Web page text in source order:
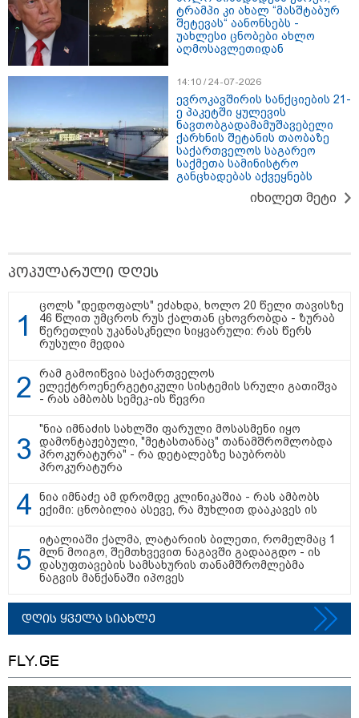
ლარიდან
თბილისი - ბუდაპეშტი 942.70
ლარიდან
მნიშვნელოვანი ინფორმაცია
Hisense წარმოგიდგენთ გზავნილს "ინოვაციები
უკეთესი ცხოვრებისათვის" FIFA-ს 2026 წლის
სამართალი
ტრამპი კი ახალ “მასშტაბურ
შეტევას“ აანონსებს -
უახლესი ცნობები ახლო
აღმოსავლეთიდან
14:10 / 24-07-2026
ევროკავშირის სანქციების 21-
ე პაკეტში ყულევის
ნავთობგადამამუშავებელი
ქარხნის შეტანის თაობაზე
საქართველოს საგარეო
საქმეთა სამინისტრო
განცხადებას აქვეყნებს
იხილეთ მეტი
პოპულარული დღეს
ცოლს "დედოფალს" ეძახდა, ხოლო 20 წელი თავისზე
46 წლით უმცროს რუს ქალთან ცხოვრობდა - ზურაბ
წერეთლის უკანასკნელი სიყვარული: რას წერს
რუსული მედია
რამ გამოიწვია საქართველოს
ელექტროენერგეტიკული სისტემის სრული გათიშვა
- რას ამბობს სემეკ-ის წევრი
"ნია იმნაძის სახლში ფარული მოსასმენი იყო
დამონტაჟებული, "მეტასთანაც" თანამშრომლობდა
პროკურატურა" - რა დეტალებზე საუბრობს
პროკურატურა
ნია იმნაძე ამ დრომდე კლინიკაშია - რას ამბობს
ექიმი: ცნობილია ასევე, რა მუხლით დააკავეს ის
იტალიაში ქალმა, ლატარიის ბილეთი, რომელმაც 1
მლნ მოიგო, შემთხვევით ნაგავში გადააგდო - ის
დასუფთავების სამსახურის თანამშრომლებმა
ნაგვის მანქანაში იპოვეს
დღის ყველა სიახლე
FLY.GE